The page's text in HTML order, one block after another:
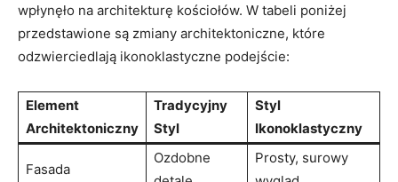
wpłynęło na architekturę kościołów. W tabeli poniżej
przedstawione są zmiany architektoniczne, które
odzwierciedlają ikonoklastyczne podejście:
Element
Architektoniczny
Tradycyjny
Styl
Styl
Ikonoklastyczny
Fasada
Ozdobne
Prosty, surowy